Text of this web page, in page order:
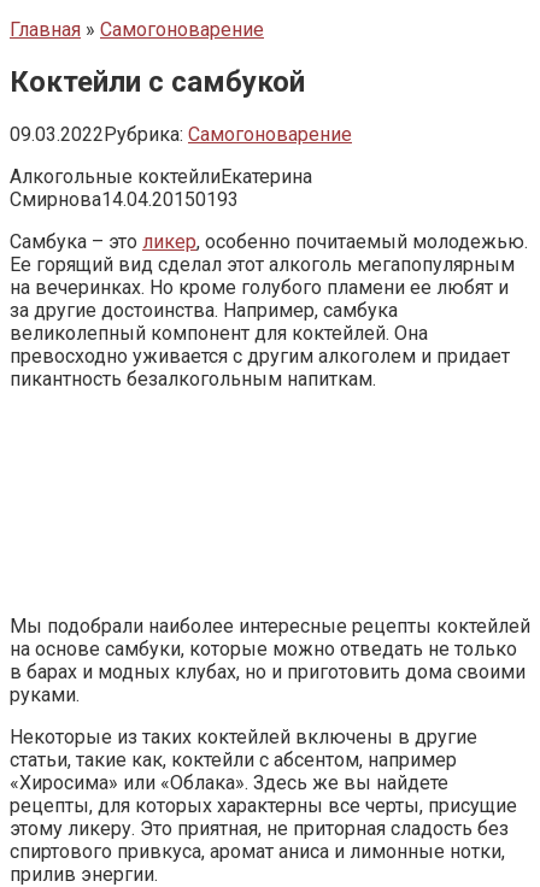
Главная » Самогоноварение
Коктейли с самбукой
09.03.2022Рубрика: Самогоноварение
Алкогольные коктейлиЕкатерина
Смирнова14.04.20150193
Самбука – это ликер, особенно почитаемый молодежью.
Ее горящий вид сделал этот алкоголь мегапопулярным
на вечеринках. Но кроме голубого пламени ее любят и
за другие достоинства. Например, самбука
великолепный компонент для коктейлей. Она
превосходно уживается с другим алкоголем и придает
пикантность безалкогольным напиткам.
Мы подобрали наиболее интересные рецепты коктейлей
на основе самбуки, которые можно отведать не только
в барах и модных клубах, но и приготовить дома своими
руками.
Некоторые из таких коктейлей включены в другие
статьи, такие как, коктейли с абсентом, например
«Хиросима» или «Облака». Здесь же вы найдете
рецепты, для которых характерны все черты, присущие
этому ликеру. Это приятная, не приторная сладость без
спиртового привкуса, аромат аниса и лимонные нотки,
прилив энергии.